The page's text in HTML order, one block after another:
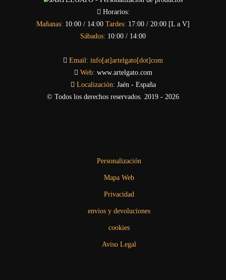
Horarios:
Mañanas: 10:00 / 14:00 Tardes: 17:00 / 20:00 [L a V]
Sábados: 10:00 / 14:00
Email: info[at]artelgato[dot]com
Web: www.artelgato.com
Localización: Jaén - España
© Todos los derechos reservados. 2019 - 2026
Personalización
Mapa Web
Privacidad
envios y devoluciones
cookies
Aviso Legal